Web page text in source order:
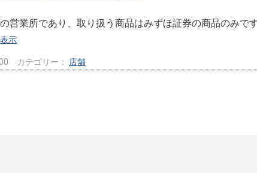
営業所であり、取り扱う商品はみずほ証券の商品のみで
示
カテゴリー： 店舗